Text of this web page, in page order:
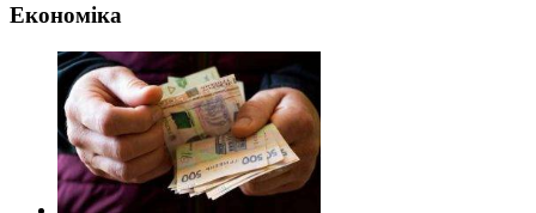
Економіка